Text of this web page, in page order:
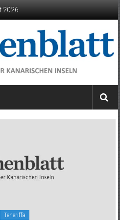
2026
Teneriffa